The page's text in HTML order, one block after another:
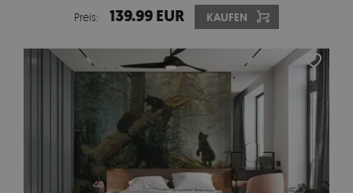
Preis: 139.99 EUR KAUFEN